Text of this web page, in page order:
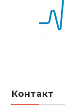
Контакт